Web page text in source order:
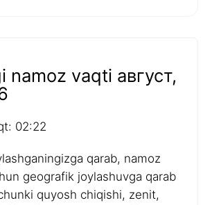
namoz vaqti август,
02:22
qarab, namoz
geografik joylashuvga qarab
quyosh chiqishi, zenit,